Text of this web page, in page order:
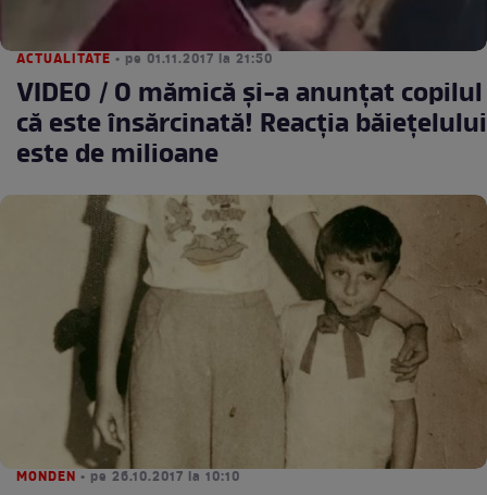
ACTUALITATE • pe 01.11.2017 la 21:50
VIDEO / O mămică și-a anunțat copilul
că este însărcinată! Reacția băiețelului
este de milioane
MONDEN • pe 26.10.2017 la 10:10